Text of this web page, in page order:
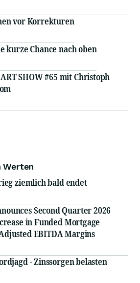
vor Korrekturen
kurze Chance nach oben
SHOW #65 mit Christoph
Werten
ziemlich bald endet
Second Quarter 2026
in Funded Mortgage
EBITDA Margins
- Zinssorgen belasten